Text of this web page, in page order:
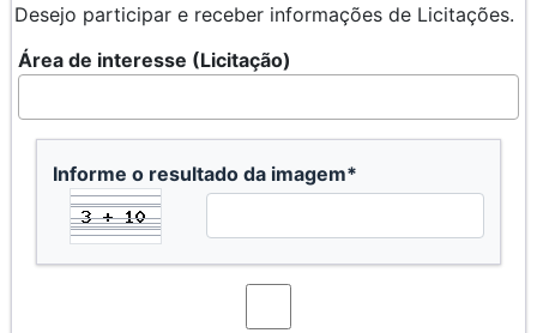
Desejo participar e receber informações de Licitações.
Área de interesse (Licitação)
Informe o resultado da imagem*